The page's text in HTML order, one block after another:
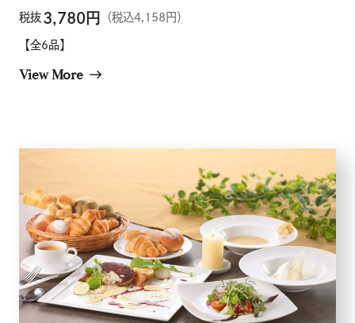
メニュー
税抜 3,780円 （税込4,158円）
【全6品】
View More east